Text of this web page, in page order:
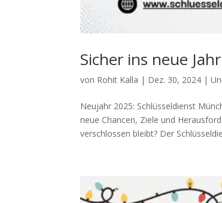
Sicher ins neue
von Rohit Kalla | Dez. 30, 2024 |
Neujahr 2025: Schlüsseldienst
neue Chancen, Ziele und
verschlossen bleibt? Der